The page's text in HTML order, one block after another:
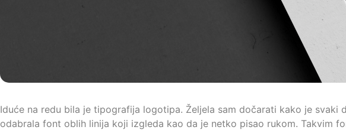
Iduće na redu bila je tipografija logotipa. Željela sam dočarati kako je
odabrala font oblih linija koji izgleda kao da je netko pisao rukom. Takvim